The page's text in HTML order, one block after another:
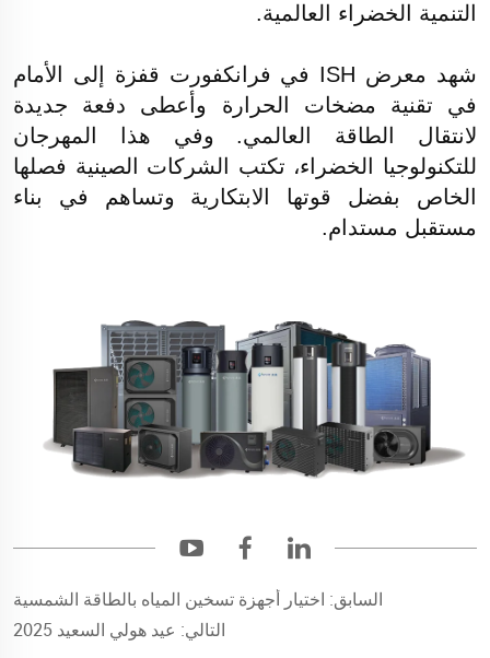
التنمية الخضراء العالمية.
شهد معرض ISH في فرانكفورت قفزة إلى الأمام
في تقنية مضخات الحرارة وأعطى دفعة جديدة
لانتقال الطاقة العالمي. وفي هذا المهرجان
للتكنولوجيا الخضراء، تكتب الشركات الصينية فصلها
الخاص بفضل قوتها الابتكارية وتساهم في بناء
مستقبل مستدام.
السابق: اختيار أجهزة تسخين المياه بالطاقة الشمسية
التالي: عيد هولي السعيد 2025